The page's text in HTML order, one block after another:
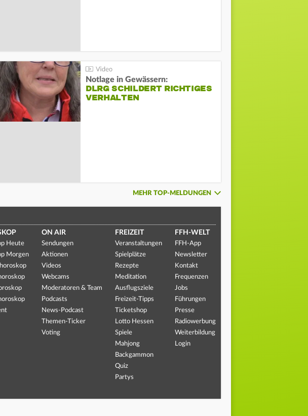
Notlage in Gewässern:
DLRG SCHILDERT RICHTIGES
VERHALTEN
MEHR TOP-MELDUNGEN
Heute
Morgen
ON AIR
Sendungen
Aktionen
Videos
Webcams
Moderatoren & Team
Podcasts
News-Podcast
Themen-Ticker
Voting
FREIZEIT
Veranstaltungen
Spielplätze
Rezepte
Meditation
Ausflugsziele
Freizeit-Tipps
Ticketshop
Lotto Hessen
Spiele
Mahjong
Backgammon
Quiz
Partys
FFH-WELT
FFH-App
Newsletter
Kontakt
Frequenzen
Jobs
Führungen
Presse
Radiowerbung
Weiterbildung
Login